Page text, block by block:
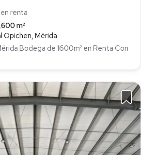
en renta
m²
Opichen, Mérida
Bodega de 1600m² en Renta Con